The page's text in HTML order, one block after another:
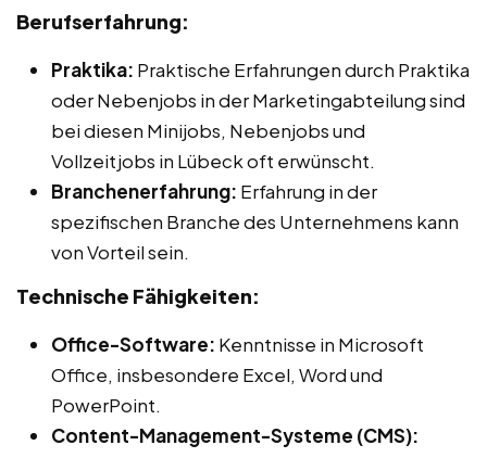
Berufserfahrung:
Praktika: Praktische Erfahrungen durch Praktika
oder Nebenjobs in der Marketingabteilung sind
bei diesen Minijobs, Nebenjobs und
Vollzeitjobs in Lübeck oft erwünscht.
Branchenerfahrung: Erfahrung in der
spezifischen Branche des Unternehmens kann
von Vorteil sein.
Technische Fähigkeiten:
Office-Software: Kenntnisse in Microsoft
Office, insbesondere Excel, Word und
PowerPoint.
Content-Management-Systeme (CMS):